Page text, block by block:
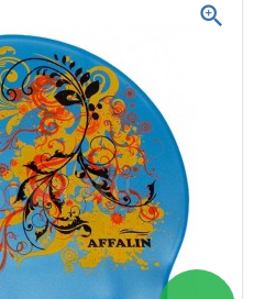
zoom_in